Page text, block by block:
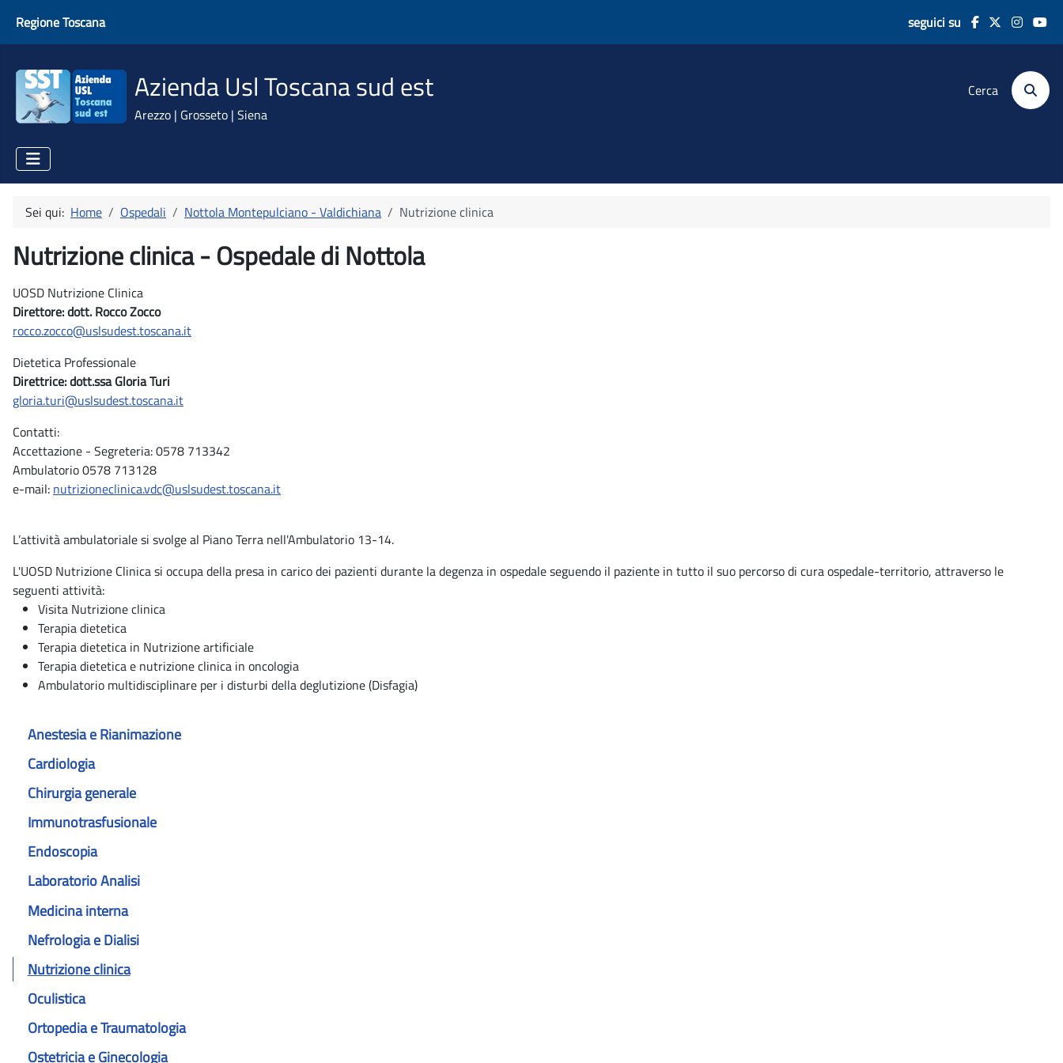
Regione Toscana seguici su
Azienda Usl Toscana sud est
Arezzo | Grosseto | Siena
Cerca
Anestesia e Rianimazione
Cardiologia
Chirurgia generale
Immunotrasfusionale
Endoscopia
Laboratorio Analisi
Medicina interna
Nefrologia e Dialisi
Nutrizione clinica
Oculistica
Ortopedia e Traumatologia
Ostetricia e Ginecologia
Sei qui: Home Ospedali Nottola Montepulciano - Valdichiana Nutrizione clinica
Nutrizione clinica - Ospedale di Nottola
UOSD Nutrizione Clinica
Direttore: dott. Rocco Zocco
rocco.zocco@uslsudest.toscana.it
Dietetica Professionale
Direttrice: dott.ssa Gloria Turi
gloria.turi@uslsudest.toscana.it
Contatti:
Accettazione - Segreteria: 0578 713342
Ambulatorio 0578 713128
e-mail: nutrizioneclinica.vdc@uslsudest.toscana.it
L’attività ambulatoriale si svolge al Piano Terra nell'Ambulatorio 13-14.
L'UOSD Nutrizione Clinica si occupa della presa in carico dei pazienti durante la degenza in ospedale seguendo il paziente in tutto il suo percorso di cura ospedale-territorio, attraverso le
seguenti attività:
Visita Nutrizione clinica
Terapia dietetica
Terapia dietetica in Nutrizione artificiale
Terapia dietetica e nutrizione clinica in oncologia
Ambulatorio multidisciplinare per i disturbi della deglutizione (Disfagia)